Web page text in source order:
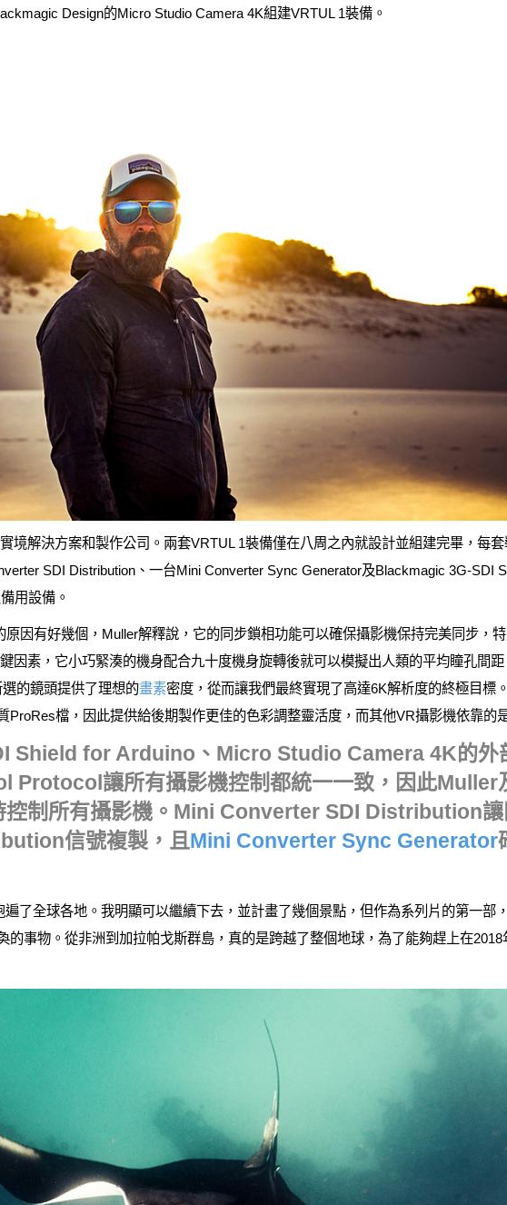
Design的Micro Studio Camera 4K組建VRTUL 1裝備。
境解決方案和製作公司。兩套VRTUL 1裝備僅在八周之內就設計並組建完畢，每
SDI Distribution、一台Mini Converter Sync Generator及Blackmagic 3G-SDI
用設備。
原因有好幾個，Muller解釋說，它的同步鎖相功能可以確保攝影機保持完美同步，
因素，它小巧緊湊的機身配合九十度機身旋轉後就可以模擬出人類的平均瞳孔間
的鏡頭提供了理想的畫素密度，從而讓我們最終實現了高達6K解析度的終極目標
ProRes檔，因此提供給後期製作更佳的色彩調整靈活度，而其他VR攝影機依靠的
Shield for Arduino、Micro Studio Camera 4K的外
Protocol讓所有攝影機控制都統一一致，因此Muller
控制所有攝影機。Mini Converter SDI Distribution
信號複製，且 Mini Converter Sync Generator
了全球各地。我明顯可以繼續下去，並計畫了幾個景點，但作為系列片的第一部
的事物。從非洲到加拉帕戈斯群島，真的是跨越了整個地球，為了能夠趕上在